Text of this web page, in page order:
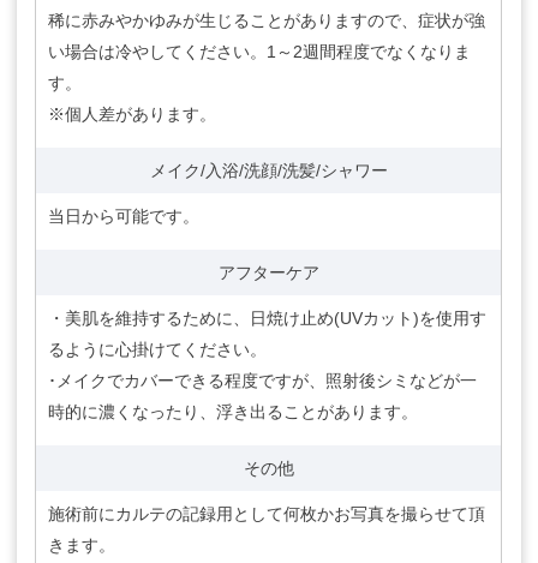
稀に赤みやかゆみが生じることがありますので、症状が強
い場合は冷やしてください。1～2週間程度でなくなりま
す。
※個人差があります。
メイク/入浴/洗顔/洗髪/シャワー
当日から可能です。
アフターケア
・美肌を維持するために、日焼け止め(UVカット)を使用す
るように心掛けてください。
･メイクでカバーできる程度ですが、照射後シミなどが一
時的に濃くなったり、浮き出ることがあります。
その他
施術前にカルテの記録用として何枚かお写真を撮らせて頂
きます。